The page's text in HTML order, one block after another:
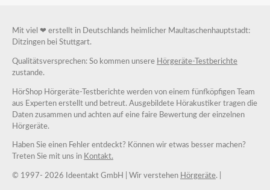
Mit viel ❤ erstellt in Deutschlands heimlicher Maultaschenhauptstadt:
Ditzingen bei Stuttgart.
Qualitätsversprechen: So kommen unsere Hörgeräte-Testberichte
zustande.
HörShop Hörgeräte-Testberichte werden von einem fünfköpfigen Team
aus Experten erstellt und betreut. Ausgebildete Hörakustiker tragen die
Daten zusammen und achten auf eine faire Bewertung der einzelnen
Hörgeräte.
Haben Sie einen Fehler entdeckt? Können wir etwas besser machen?
Treten Sie mit uns in Kontakt.
© 1997- 2026 Ideentakt GmbH | Wir verstehen Hörgeräte. |